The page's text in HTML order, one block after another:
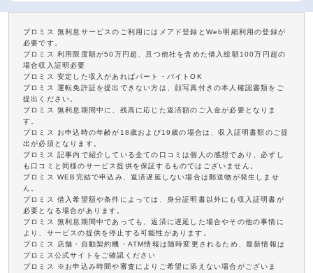
プロミス 無利息サービスのご利用にはメアド登録とWeb明細利用の登録が
必要です。
プロミス 利用限度額が50万円超、且つ他社を含めた借入総額100万円超の
場合収入証明必要
プロミス 安定した収入があればパート・バイトOK
プロミス 運転免許証を提出できない方は、顔写真付きの本人確認書類をご
提出ください。
プロミス 無利息期間中に、残高に応じた返済額のご入金が必要となりま
す。
プロミス お申込時の年齢が18歳および19歳の場合は、収入証明書類のご提
出が必須となります。
プロミス 記事内で紹介している全ての口コミは個人の感想であり、必ずし
も口コミと同様のサービス提供を保証するものではございません。
プロミス WEB完結で申込み、返済遅延しない場合は郵送物が発生しませ
ん。
プロミス 借入希望額や条件によっては、身分証明書以外にも収入証明書が
必要となる場合があります。
プロミス 無利息期間中であっても、返済に遅延した場合やその他の事情に
より、サービスの提供を停止する可能性があります。
プロミス 店舗・自動契約機・ATM情報は随時変更されるため、最新情報は
プロミス公式サイトをご確認ください
プロミス ※お申込み時間や審査によりご希望に添えない場合がございま